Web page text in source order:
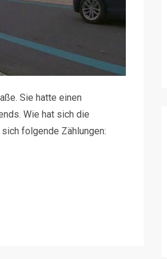
Sie hatte einen
Wie hat sich die
folgende Zählungen: